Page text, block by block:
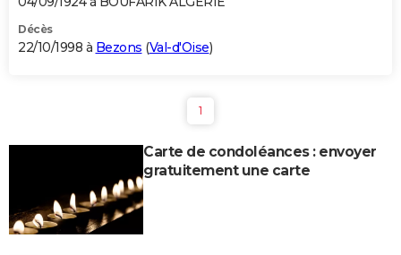
Décès
22/10/1998 à Bezons (Val-d'Oise)
1
Carte de condoléances : envoyer
gratuitement une carte